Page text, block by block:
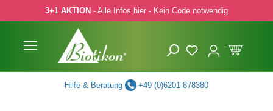
Hauptinhalt springen
Zur Suche springen
Zur Hauptnavigation springen
3+1 AKTION - Alle Infos hier - Kein Code notwendig
Hilfe & Beratung +49 (0)6201-878380